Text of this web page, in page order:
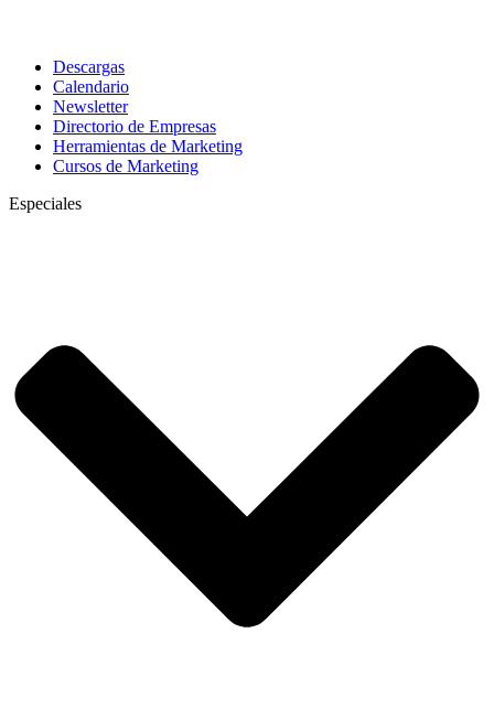
Descargas
Calendario
Newsletter
Directorio de Empresas
Herramientas de Marketing
Cursos de Marketing
Especiales